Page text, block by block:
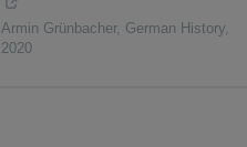
Armin Grünbacher, German History,
2020